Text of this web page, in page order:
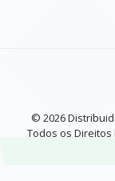
© 2026
Todos os Direitos